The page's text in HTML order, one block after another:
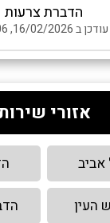
הדברת צרעות
עודכן ב 16/02/2026, 14:06
אזורי
העין